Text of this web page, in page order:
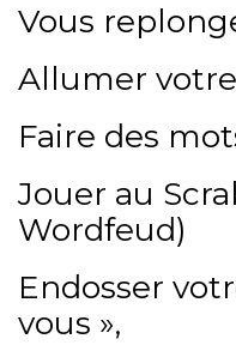
Vous
Allumer
Faire des
Jouer au
Wordfeud)
Endosser
vous »,